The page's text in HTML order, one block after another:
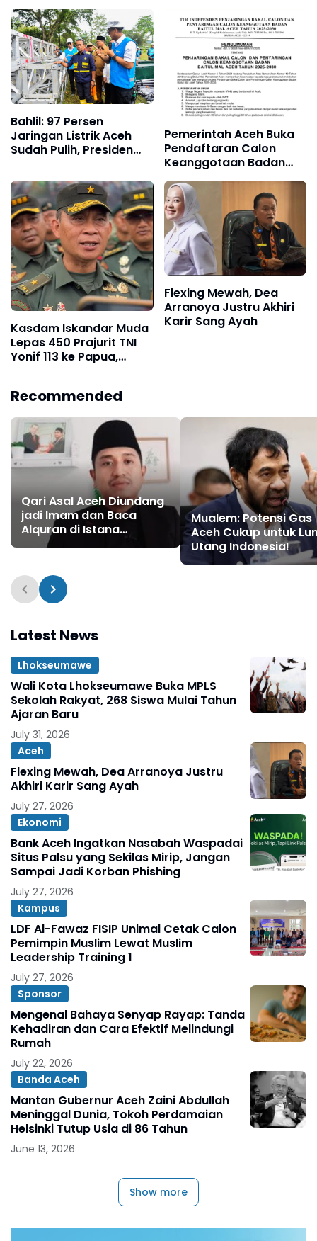
Bahlil: 97 Persen
Jaringan Listrik Aceh
Sudah Pulih, Presiden
Penerangan Normal
Malam Ini
Pemerintah Aceh Buka
Pendaftaran Calon
Keanggotaan Badan
Baitul Mal Aceh, Ini
Syarat-syaratnya
Kasdam Iskandar Muda
Lepas 450 Prajurit TNI
Yonif 113 ke Papua,
Flexing Mewah, Dea
Arranoya Justru Akhiri
Karir Sang Ayah
Recommended
Qari Asal Aceh Diundang
jadi Imam dan Baca
Alquran di Istana
Kepresidenan Turki
Mualem: Potensi Gas
Aceh Cukup untuk
Utang Indonesia!
Latest News
Lhokseumawe
Wali Kota Lhokseumawe Buka MPLS
Sekolah Rakyat, 268 Siswa Mulai Tahun
Ajaran Baru
July 31, 2026
Aceh
Flexing Mewah, Dea Arranoya Justru
Akhiri Karir Sang Ayah
July 27, 2026
Ekonomi
Bank Aceh Ingatkan Nasabah Waspadai
Situs Palsu yang Sekilas Mirip, Jangan
Sampai Jadi Korban Phishing
July 27, 2026
Kampus
LDF Al-Fawaz FISIP Unimal Cetak Calon
Pemimpin Muslim Lewat Muslim
Leadership Training 1
July 27, 2026
Sponsor
Mengenal Bahaya Senyap Rayap: Tanda
Kehadiran dan Cara Efektif Melindungi
Rumah
July 22, 2026
Banda Aceh
Mantan Gubernur Aceh Zaini Abdullah
Meninggal Dunia, Tokoh Perdamaian
Helsinki Tutup Usia di 86 Tahun
June 13, 2026
Show more